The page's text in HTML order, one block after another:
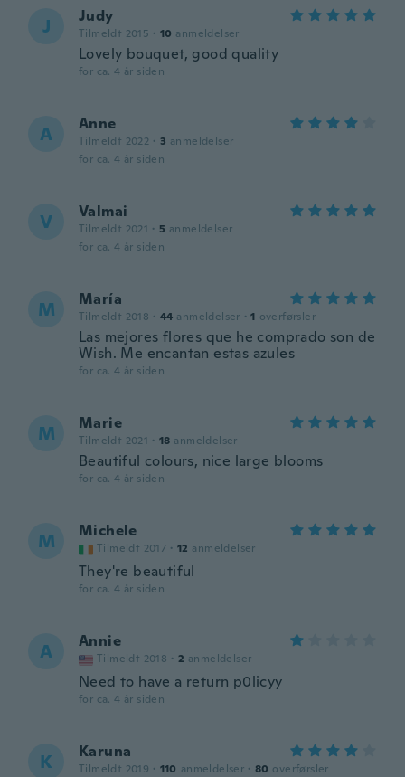
J Judy
Tilmeldt 2015 · 10 anmeldelser
Lovely bouquet, good quality
for ca. 4 år siden
A Anne
Tilmeldt 2022 · 3 anmeldelser
for ca. 4 år siden
V Valmai
Tilmeldt 2021 · 5 anmeldelser
for ca. 4 år siden
M María
Tilmeldt 2018 · 44 anmeldelser · 1 overførsler
Las mejores flores que he comprado son de
Wish. Me encantan estas azules
for ca. 4 år siden
M Marie
Tilmeldt 2021 · 18 anmeldelser
Beautiful colours, nice large blooms
for ca. 4 år siden
M Michele
Tilmeldt 2017 · 12 anmeldelser
They're beautiful
for ca. 4 år siden
A Annie
Tilmeldt 2018 · 2 anmeldelser
Need to have a return p0licyy
for ca. 4 år siden
K Karuna
Tilmeldt 2019 · 110 anmeldelser · 80 overførsler